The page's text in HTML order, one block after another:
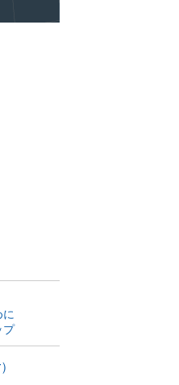
プ